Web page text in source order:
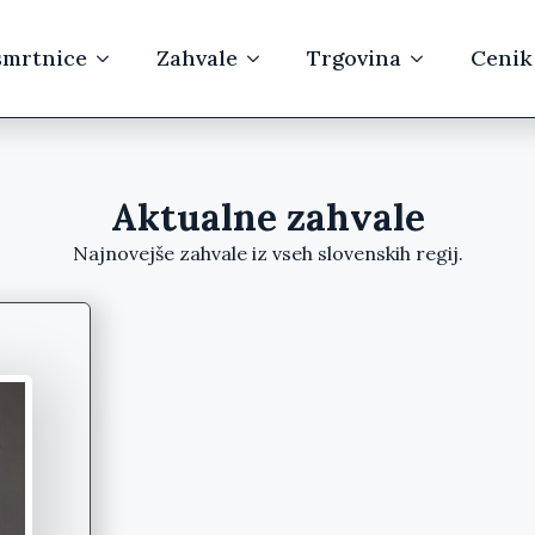
Zahvale Trgovina Cenik
Aktualne zahvale
Najnovejše zahvale iz vseh slovenskih regij.